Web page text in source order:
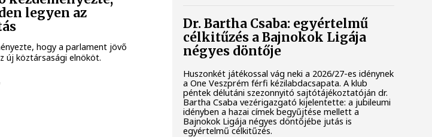
legyen az
hogy a parlament jövő
új köztársasági elnököt.
Dr. Bartha Csaba: egyértelmű
célkitűzés a Bajnokok Ligája
négyes döntője
Huszonkét játékossal vág neki a 2026/27-es idénynek
a One Veszprém férfi kézilabdacsapata. A klub
péntek délutáni szezonnyitó sajtótájékoztatóján dr.
Bartha Csaba vezérigazgató kijelentette: a jubileumi
idényben a hazai címek begyűjtése mellett a
Bajnokok Ligája négyes döntőjébe jutás is
egyértelmű célkitűzés.